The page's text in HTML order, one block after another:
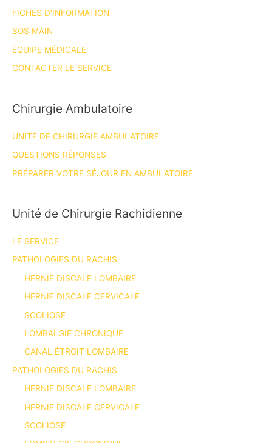
FICHES D’INFORMATION
SOS MAIN
ÉQUIPE MÉDICALE
CONTACTER LE SERVICE
Chirurgie Ambulatoire
UNITÉ DE CHIRURGIE AMBULATOIRE
QUESTIONS RÉPONSES
PRÉPARER VOTRE SÉJOUR EN AMBULATOIRE
Unité de Chirurgie Rachidienne
LE SERVICE
PATHOLOGIES DU RACHIS
HERNIE DISCALE LOMBAIRE
HERNIE DISCALE CERVICALE
SCOLIOSE
LOMBALGIE CHRONIQUE
CANAL ÉTROIT LOMBAIRE
PATHOLOGIES DU RACHIS
HERNIE DISCALE LOMBAIRE
HERNIE DISCALE CERVICALE
SCOLIOSE